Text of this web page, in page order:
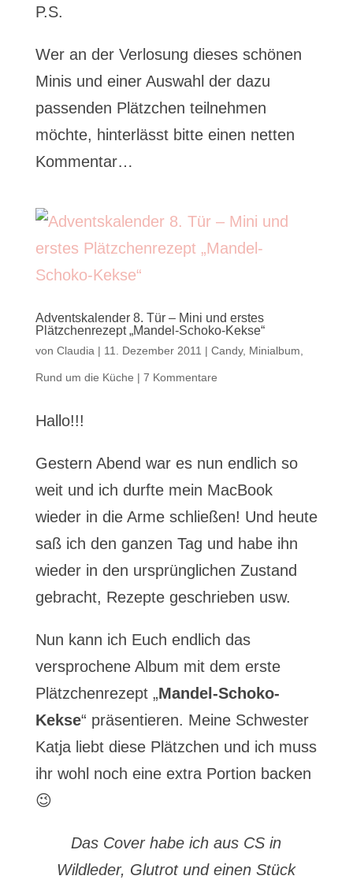
P.S.
Wer an der Verlosung dieses schönen
Minis und einer Auswahl der dazu
passenden Plätzchen teilnehmen
möchte, hinterlässt bitte einen netten
Kommentar…
Adventskalender 8. Tür – Mini und erstes
Plätzchenrezept „Mandel-Schoko-Kekse“
von Claudia | 11. Dezember 2011 | Candy, Minialbum
Rund um die Küche | 7 Kommentare
Hallo!!!
Gestern Abend war es nun endlich so
weit und ich durfte mein MacBook
wieder in die Arme schließen! Und heute
saß ich den ganzen Tag und habe ihn
wieder in den ursprünglichen Zustand
gebracht, Rezepte geschrieben usw.
Nun kann ich Euch endlich das
versprochene Album mit dem erste
Plätzchenrezept „Mandel-Schoko-
Kekse“ präsentieren. Meine Schwester
Katja liebt diese Plätzchen und ich muss
ihr wohl noch eine extra Portion backen
😉
Das Cover habe ich aus CS in
Wildleder, Glutrot und einen Stück